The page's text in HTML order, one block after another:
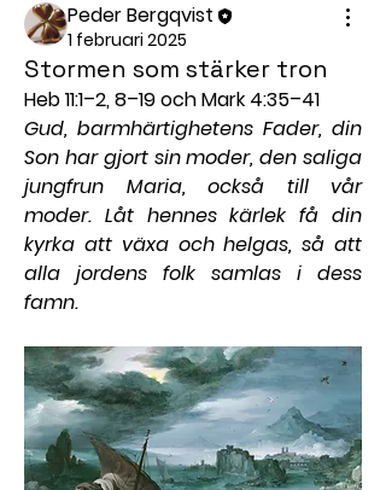
Peder Bergqvist
1 februari 2025
Stormen som stärker tron
Heb 11:1–2, 8–19 och Mark 4:35–41
Gud, barmhärtighetens Fader, din
Son har gjort sin moder, den saliga
jungfrun Maria, också till vår
moder. Låt hennes kärlek få din
kyrka att växa och helgas, så att
alla jordens folk samlas i dess
famn.